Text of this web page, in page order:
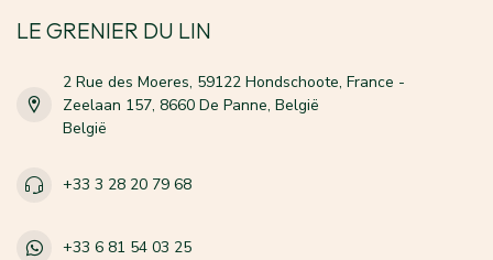
LE GRENIER DU LIN
2 Rue des Moeres, 59122 Hondschoote, France -
Zeelaan 157, 8660 De Panne, België
België
+33 3 28 20 79 68
+33 6 81 54 03 25